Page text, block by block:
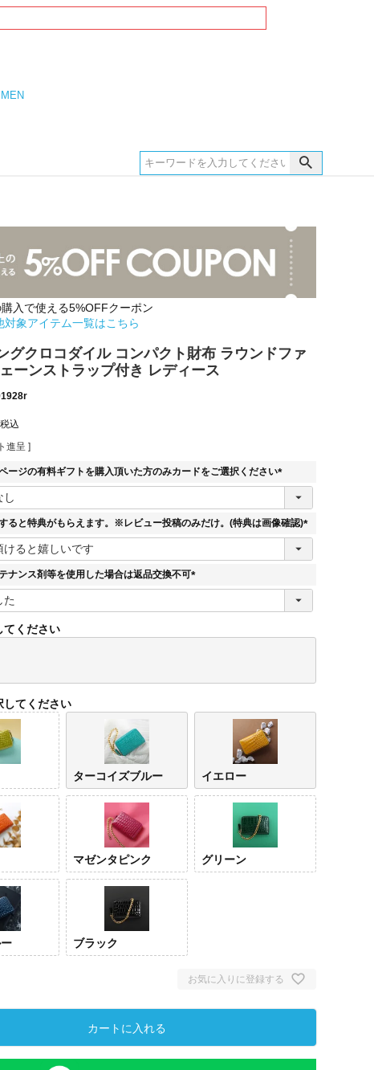
MEN
入で使える5%OFFクーポン
対象アイテム一覧はこちら
グクロコダイル コンパクト財布 ラウンドファ
ーンストラップ付き レディース
税込
進呈 ]
ージの有料ギフトを購入頂いた方のみカードをご選択ください
(
須
ると特典がもらえます。※レビュー投稿のみだけ。(特典は画像確認)
(
ナンス剤等を使用した場合は返品交換不可
(
)
てください
してください
ターコイズブルー イエロー
マゼンタピンク グリーン
ブラック
お気に入りに登録する
カートに入れる